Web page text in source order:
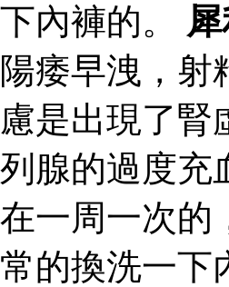
下內褲的。
陽痿早洩，射
慮是出現了腎
列腺的過度充
在一周一次的
常的換洗一下